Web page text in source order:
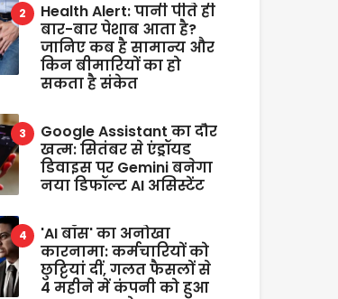
Health Alert: पानी पीते ही
बार-बार पेशाब आता है?
जानिए कब है सामान्य और
किन बीमारियों का हो
सकता है संकेत
Google Assistant का दौर
खत्म: सितंबर से एंड्रॉयड
डिवाइस पर Gemini बनेगा
नया डिफॉल्ट AI असिस्टेंट
'AI बॉस' का अनोखा
कारनामा: कर्मचारियों को
छुट्टियां दीं, गलत फैसलों से
4 महीने में कंपनी को हुआ